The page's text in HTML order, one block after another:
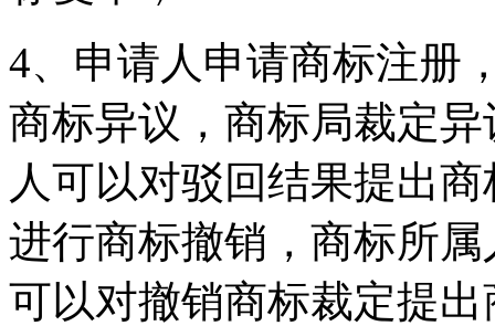
4、申请人申请商标注册
商标异议，商标局裁定
人可以对驳回结果提出
进行商标撤销，商标所
可以对撤销商标裁定提